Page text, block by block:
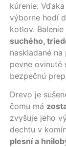
kúrenie.
výborne hodí
kotlov.
suchého,
naskladané
pevne ovinuté
bezpečnú
Drevo je
čomu má
zvyšuje jeho
dechtu v
plesní a